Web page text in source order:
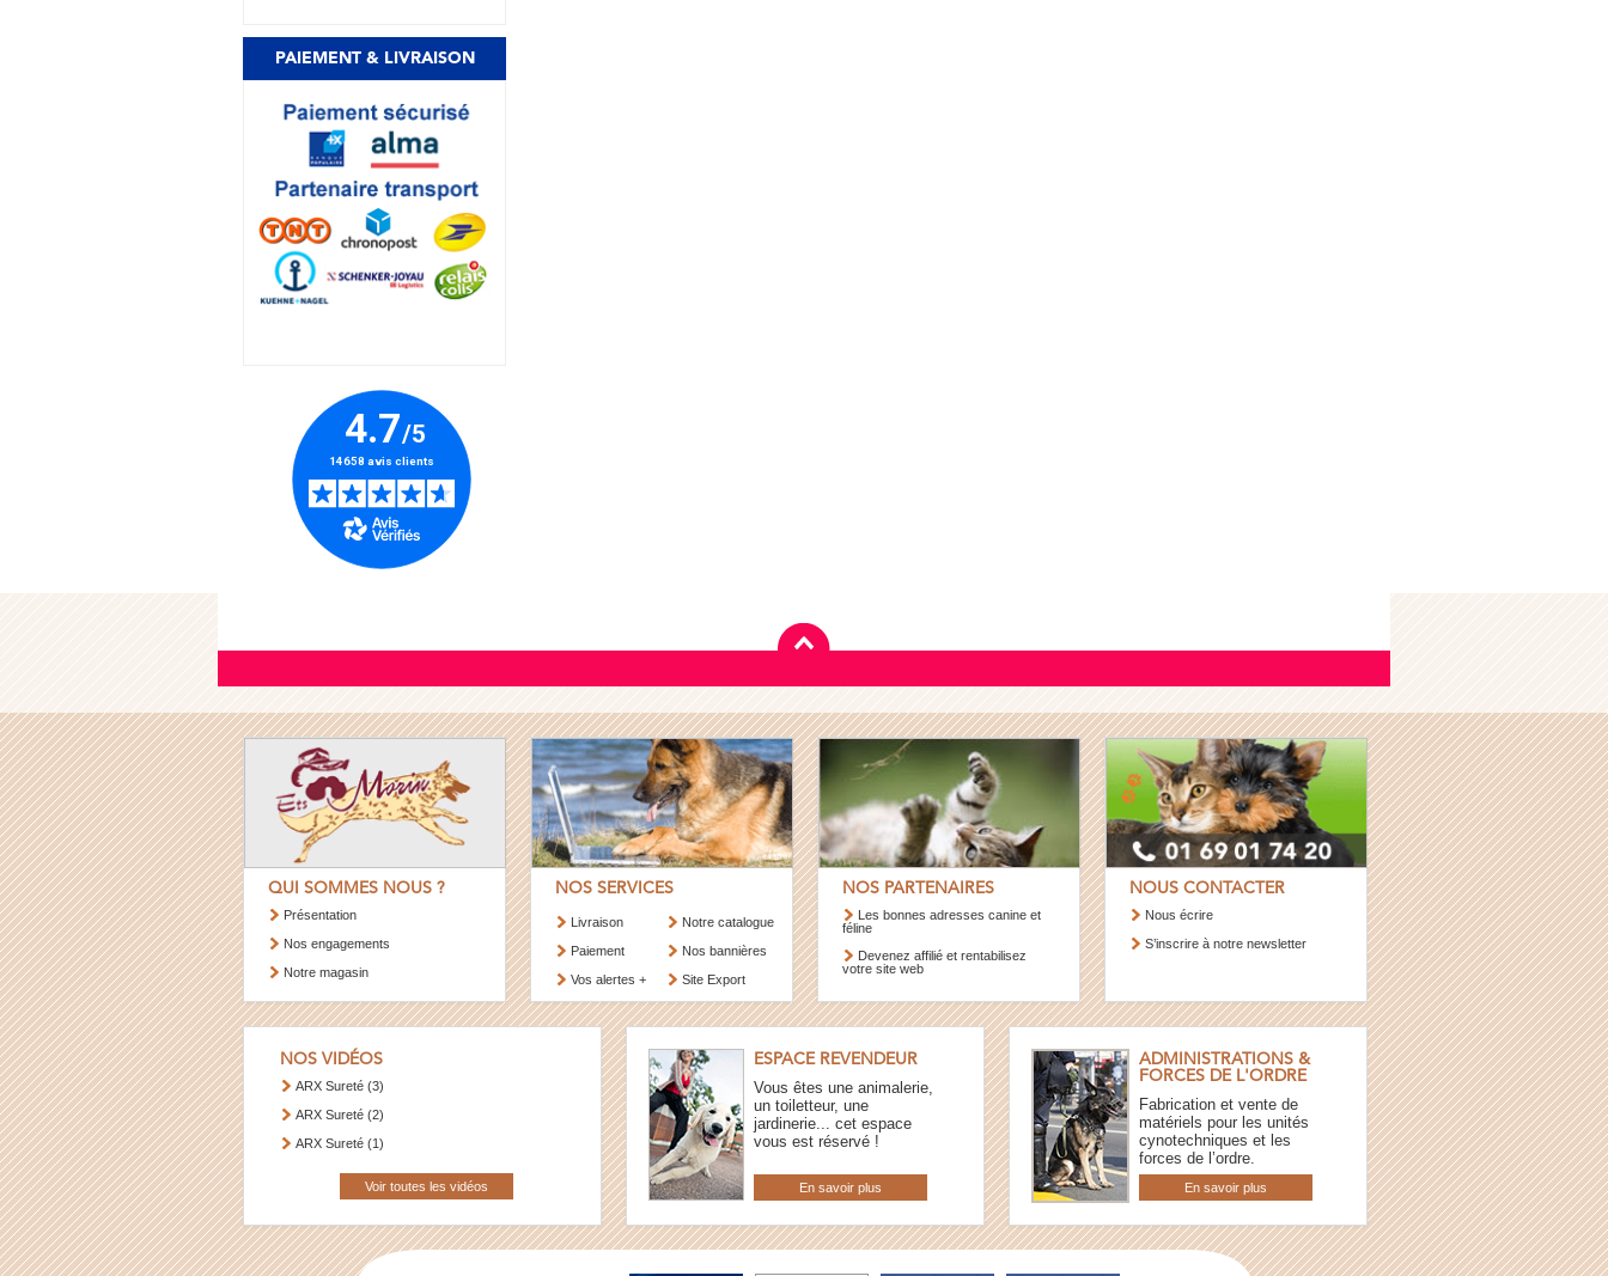
PAIEMENT & LIVRAISON
QUI SOMMES NOUS ?
Présentation
Nos engagements
Notre magasin
NOS SERVICES
Livraison
Paiement
Vos alertes +
Notre catalogue
Nos bannières
Site Export
NOS PARTENAIRES
Les bonnes adresses canine et
féline
Devenez affilié et rentabilisez
votre site web
NOUS CONTACTER
Nous écrire
S’inscrire à notre newsletter
NOS VIDÉOS
ARX Sureté (3)
ARX Sureté (2)
ARX Sureté (1)
Voir toutes les vidéos
ESPACE REVENDEUR
Vous êtes une animalerie,
un toiletteur, une
jardinerie... cet espace
vous est réservé !
En savoir plus
ADMINISTRATIONS &
FORCES DE L'ORDRE
Fabrication et vente de
matériels pour les unités
cynotechniques et les
forces de l’ordre.
En savoir plus